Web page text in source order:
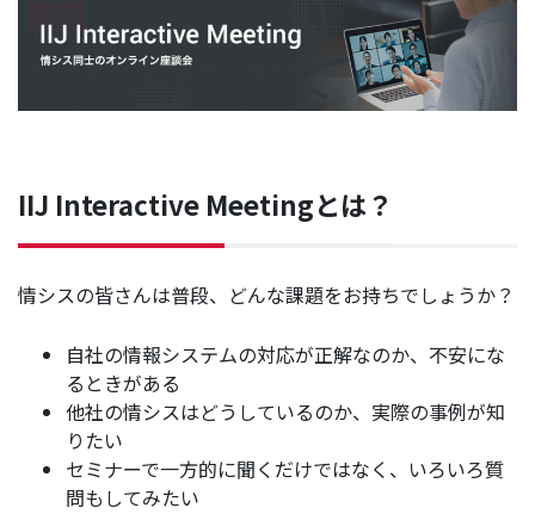
IIJ Interactive Meetingとは？
情シスの皆さんは普段、どんな課題をお持ちでしょうか？
自社の情報システムの対応が正解なのか、不安にな
るときがある
他社の情シスはどうしているのか、実際の事例が知
りたい
セミナーで一方的に聞くだけではなく、いろいろ質
問もしてみたい